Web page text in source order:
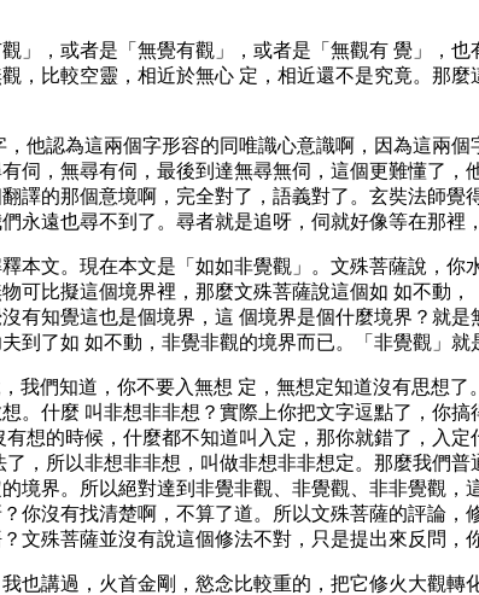
」，或者是「無覺有觀」，或者是「無觀有 覺」，
，比較空靈，相近於無心 定，相近還不是究竟。那
他認為這兩個字形容的同唯識心意識啊，因為這兩
伺，無尋有伺，最後到達無尋無伺，這個更難懂了
譯的那個意境啊，完全對了，語義對了。玄奘法師
永遠也尋不到了。尋者就是追呀，伺就好像等在那裡
本文。現在本文是「如如非覺觀」。文殊菩薩說，
可比擬這個境界裡，那麼文殊菩薩說這個如 如不動
有知覺這也是個境界，這 個境界是個什麼境界？就
到了如 如不動，非覺非觀的境界而已。「非覺觀」就
我們知道，你不要入無想 定，無想定知道沒有思想
。什麼 叫非想非非想？實際上你把文字逗點了，你
想的時候，什麼都不知道叫入定，那你就錯了，入
，所以非想非非想，叫做非想非非想定。那麼我們
境界。所以絕對達到非覺非觀、非覺觀、非非覺觀
你沒有找清楚啊，不算了道。所以文殊菩薩的評論
文殊菩薩並沒有說這個修法不對，只是提出來反問，
也講過，火首金剛，慾念比較重的，把它修火大觀